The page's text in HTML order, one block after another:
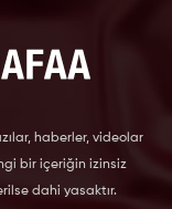
haberler, videolar
bir içeriğin izinsiz
dahi yasaktır.